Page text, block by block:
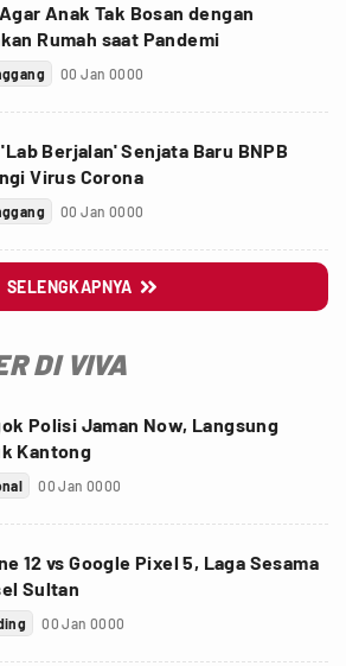
Anak Tak Bosan dengan
Rumah saat Pandemi
00 Jan 0000
Berjalan' Senjata Baru BNPB
Virus Corona
00 Jan 0000
SELENGKAPNYA 
DI VIVA
Polisi Jaman Now, Langsung
Kantong
00 Jan 0000
12 vs Google Pixel 5, Laga Sesama
Sultan
00 Jan 0000